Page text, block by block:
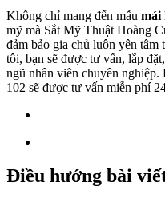
Không chỉ mang đến mẫu mái
mỹ mà Sắt Mỹ Thuật Hoàng
đảm bảo gia chủ luôn yên
tôi, bạn sẽ được tư vấn, lắp
ngũ nhân viên chuyên nghiệp.
102 sẽ được tư vấn miễn phí
Điều hướng bài